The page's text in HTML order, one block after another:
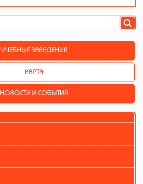
УЧЕБНЫЕ ЗАВЕДЕНИЯ
КАРТА
НОВОСТИ И СОБЫТИЯ